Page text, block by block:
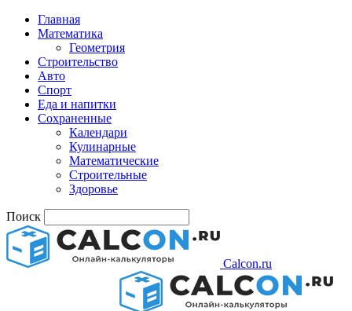
Главная
Математика
Геометрия
Строительство
Авто
Спорт
Еда и напитки
Сохраненные
Календари
Кулинарные
Математические
Строительные
Здоровье
Поиск
Calcon.ru